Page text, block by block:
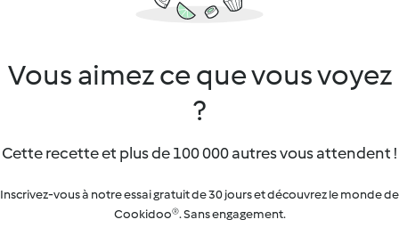
Vous aimez ce que vous voyez
?
Cette recette et plus de 100 000 autres vous attendent !
Inscrivez-vous à notre essai gratuit de 30 jours et découvrez le monde de
Cookidoo®. Sans engagement.